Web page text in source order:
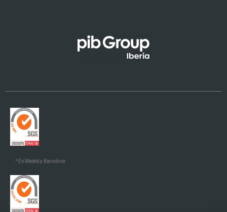
* En Madrid y Barcelona.